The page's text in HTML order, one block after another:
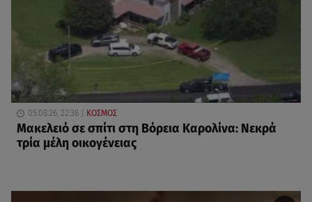
05.08.26, 22:36 ΚΟΣΜΟΣ
Μακελειό σε σπίτι στη Βόρεια Καρολίνα: Νεκρά
τρία μέλη οικογένειας